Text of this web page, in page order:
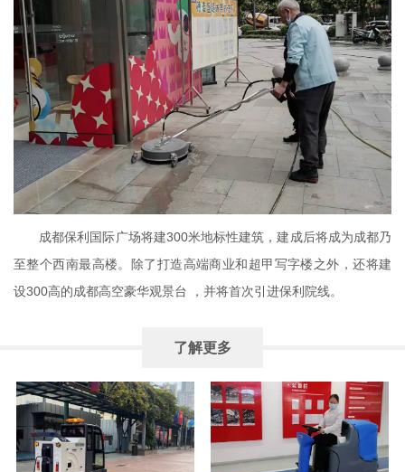
成都保利国际广场将建300米地标性建筑，建成后将成为成都乃
至整个西南最高楼。除了打造高端商业和超甲写字楼之外，还将建
设300高的成都高空豪华观景台 ，并将首次引进保利院线。
了解更多